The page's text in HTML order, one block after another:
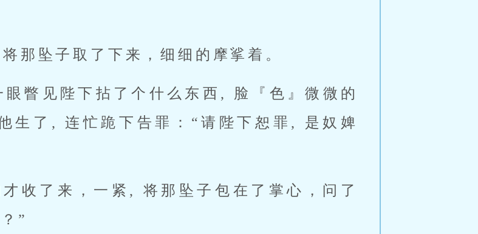
那坠子取了下来，细细的摩挲着。
瞥见陛下拈了个什么东西, 脸『色』微微的
生了, 连忙跪下告罪：“请陛下恕罪, 是奴婢
收了来，一紧, 将那坠子包在了掌心，问了
”